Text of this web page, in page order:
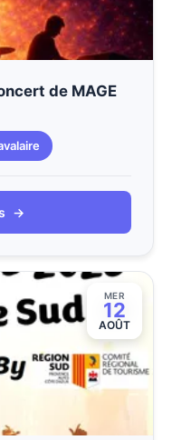
de MAGE
→
MER
12
AOÛT